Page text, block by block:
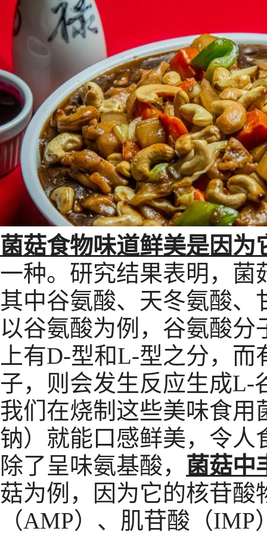
菌菇食物味道鲜美是因为
一种。研究结果表明，菌
其中谷氨酸、天冬氨酸
以谷氨酸为例，谷氨酸
上有D-型和L-型之分，
子，则会发生反应生成L-
我们在烧制这些美味食用
钠）就能口感鲜美，令人
除了呈味氨基酸， 菌菇中
菇为例，因为它的核苷酸
（AMP）、肌苷酸（